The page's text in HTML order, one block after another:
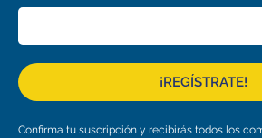
¡REGÍSTRATE!
Confirma tu suscripción y recibirás todos los